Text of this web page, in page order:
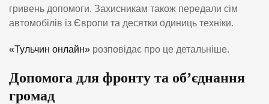
гривень допомоги. Захисникам також передали сім
автомобілів із Європи та десятки одиниць техніки.
«Тульчин онлайн» розповідає про це детальніше.
Допомога для фронту та об’єднання
громад